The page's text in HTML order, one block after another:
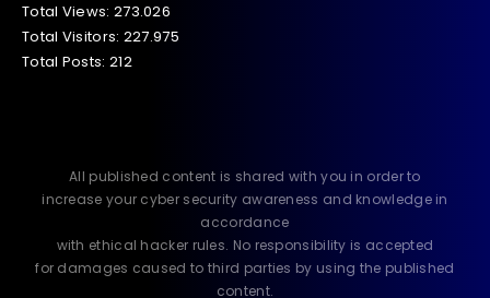
Total Views: 273.026
Total Visitors: 227.975
Total Posts: 212
All published content is shared with you in order to
increase your cyber security awareness and knowledge in
accordance
with ethical hacker rules. No responsibility is accepted
for damages caused to third parties by using the published
content.